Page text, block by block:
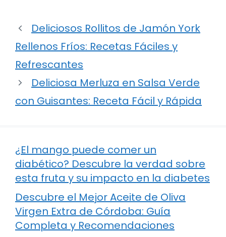
Deliciosos Rollitos de Jamón York
Rellenos Fríos: Recetas Fáciles y
Refrescantes
Deliciosa Merluza en Salsa Verde
con Guisantes: Receta Fácil y Rápida
¿El mango puede comer un
diabético? Descubre la verdad sobre
esta fruta y su impacto en la diabetes
Descubre el Mejor Aceite de Oliva
Virgen Extra de Córdoba: Guía
Completa y Recomendaciones